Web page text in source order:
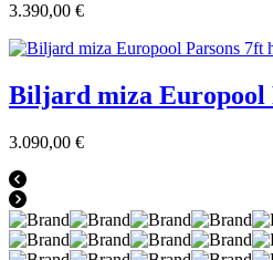
3.390,00 €
Biljard miza Europool
3.090,00 €